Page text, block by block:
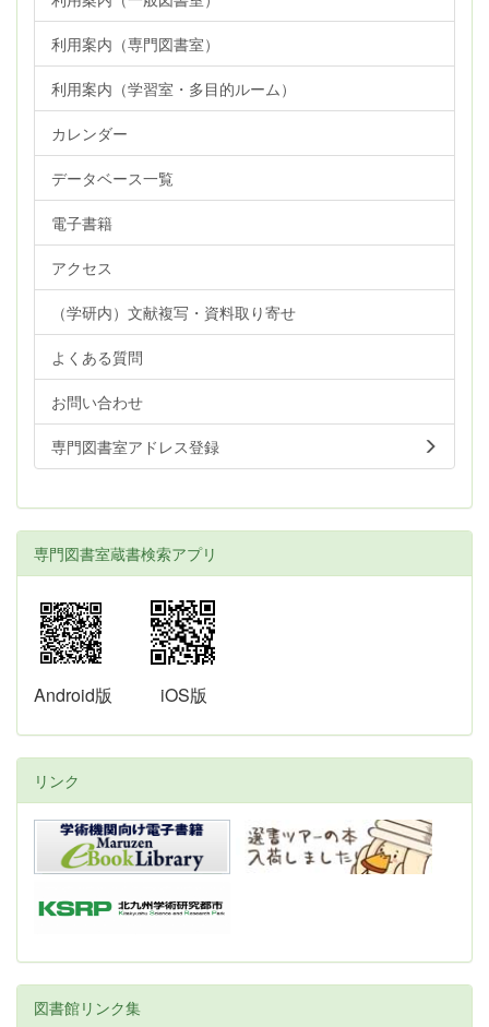
利用案内（専門図書室）
利用案内（学習室・多目的ルーム）
カレンダー
データベース一覧
電子書籍
アクセス
（学研内）文献複写・資料取り寄せ
よくある質問
お問い合わせ
専門図書室アドレス登録
専門図書室蔵書検索アプリ
Android版 iOS版
リンク
図書館リンク集